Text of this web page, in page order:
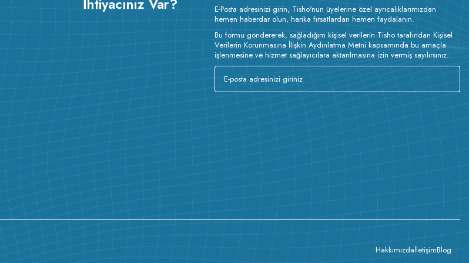
E-Posta adresinizi girin, Tisho'nun üyelerine özel ayrıcalıklarımızdan
hemen haberdar olun, harika fırsatlardan hemen faydalanın.
Bu formu göndererek, sağladığım kişisel verilerin Tisho tarafından Kişisel
Verilerin Korunmasına İlişkin Aydınlatma Metni kapsamında bu amaçla
işlenmesine ve hizmet sağlayıcılara aktarılmasına izin vermiş sayılırsınız.
HakkımızdaİletişimBlog